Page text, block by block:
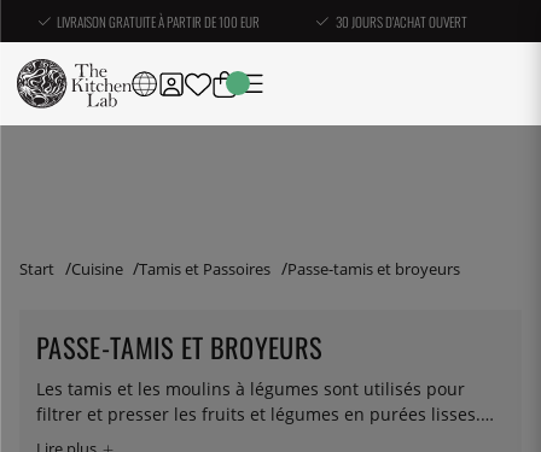
LIVRAISON GRATUITE À PARTIR DE 100 EUR 30 JOURS D'ACHAT OUVERT
Start Cuisine Tamis et Passoires Passe-tamis et broyeurs
PASSE-TAMIS ET BROYEURS
Les tamis et les moulins à légumes sont utilisés pour
filtrer et presser les fruits et légumes en purées lisses.
Dans le cas d'un moulin à légumes, une manivelle